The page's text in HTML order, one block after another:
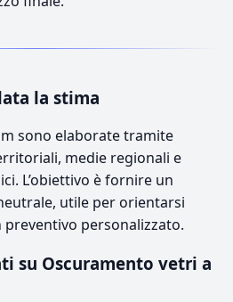
la stima
sono elaborate tramite
medie regionali e
L’obiettivo è fornire un
utile per orientarsi
personalizzato.
su Oscuramento vetri a